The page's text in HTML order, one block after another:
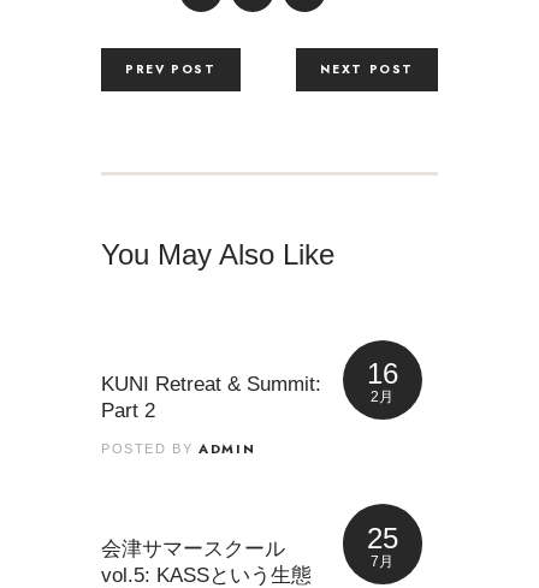
PREV POST NEXT POST
You May Also Like
16
2月
KUNI Retreat & Summit:
Part 2
POSTED BYADMIN
25
7月
会津サマースクール
vol.5: KASSという生態